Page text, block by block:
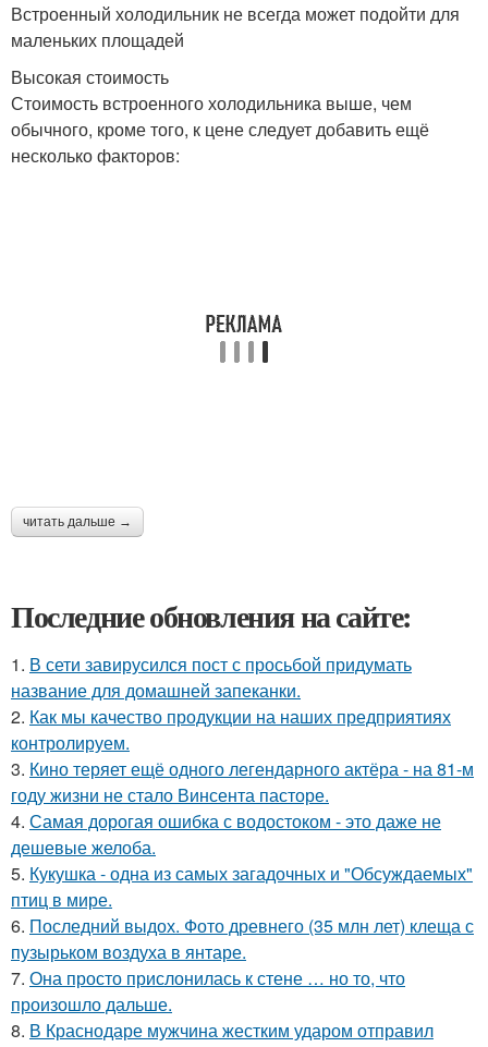
Встроенный холодильник не всегда может подойти для
маленьких площадей
Высокая стоимость
Стоимость встроенного холодильника выше, чем
обычного, кроме того, к цене следует добавить ещё
несколько факторов:
читать дальше →
Последние обновления на сайте:
1. В сети завирусился пост с просьбой придумать
название для домашней запеканки.
2. Как мы качество продукции на наших предприятиях
контролируем.
3. Кино теряет ещё одного легендарного актёра - на 81-м
году жизни не стало Винсента пасторе.
4. Самая дорогая ошибка с водостоком - это даже не
дешевые желоба.
5. Кукушка - одна из самых загадочных и "Обсуждаемых"
птиц в мире.
6. Последний выдох. Фото древнего (35 млн лет) клеща с
пузырьком воздуха в янтаре.
7. Она просто прислонилась к стене … но то, что
произошло дальше.
8. В Краснодаре мужчина жестким ударом отправил